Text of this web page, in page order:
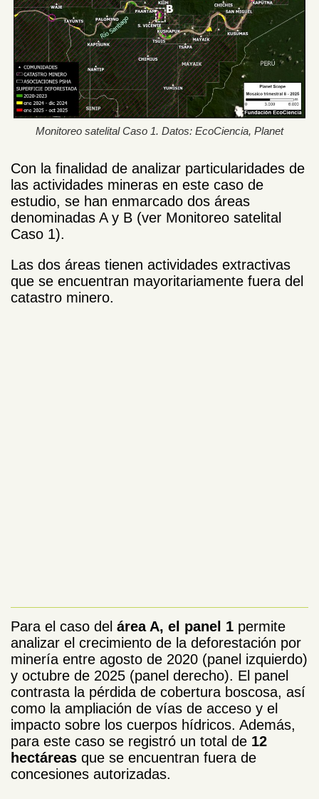
Monitoreo satelital Caso 1. Datos: EcoCiencia, Planet
Con la finalidad de analizar particularidades de
las actividades mineras en este caso de
estudio, se han enmarcado dos áreas
denominadas A y B (ver Monitoreo satelital
Caso 1).
Las dos áreas tienen actividades extractivas
que se encuentran mayoritariamente fuera del
catastro minero.
Para el caso del área A, el panel 1 permite
analizar el crecimiento de la deforestación por
minería entre agosto de 2020 (panel izquierdo)
y octubre de 2025 (panel derecho). El panel
contrasta la pérdida de cobertura boscosa, así
como la ampliación de vías de acceso y el
impacto sobre los cuerpos hídricos. Además,
para este caso se registró un total de 12
hectáreas que se encuentran fuera de
concesiones autorizadas.